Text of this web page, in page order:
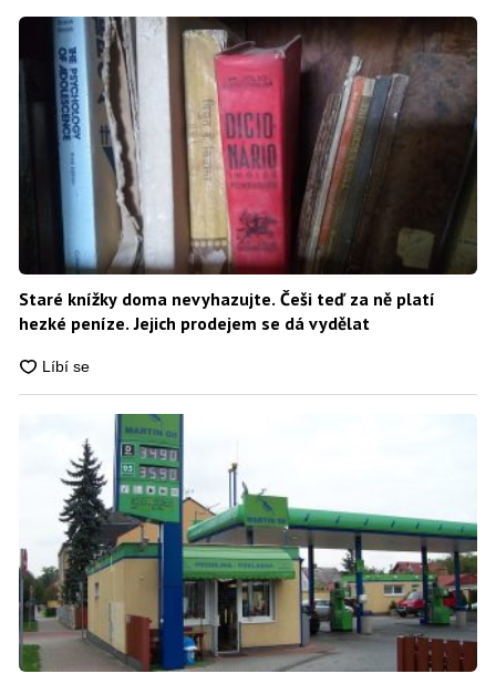
Staré knížky doma nevyhazujte. Češi teď za ně platí
hezké peníze. Jejich prodejem se dá vydělat